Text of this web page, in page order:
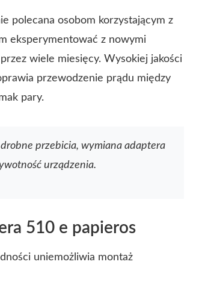
polecana osobom korzystającym z
eksperymentować z nowymi
wiele miesięcy. Wysokiej jakości
przewodzenie prądu między
pary.
przebicia, wymiana adaptera
urządzenia.
510 e papieros
uniemożliwia montaż